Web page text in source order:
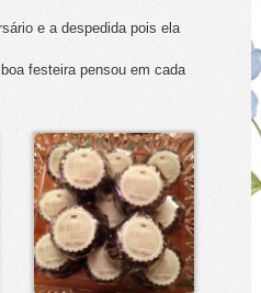
e a despedida pois ela
festeira pensou em cada